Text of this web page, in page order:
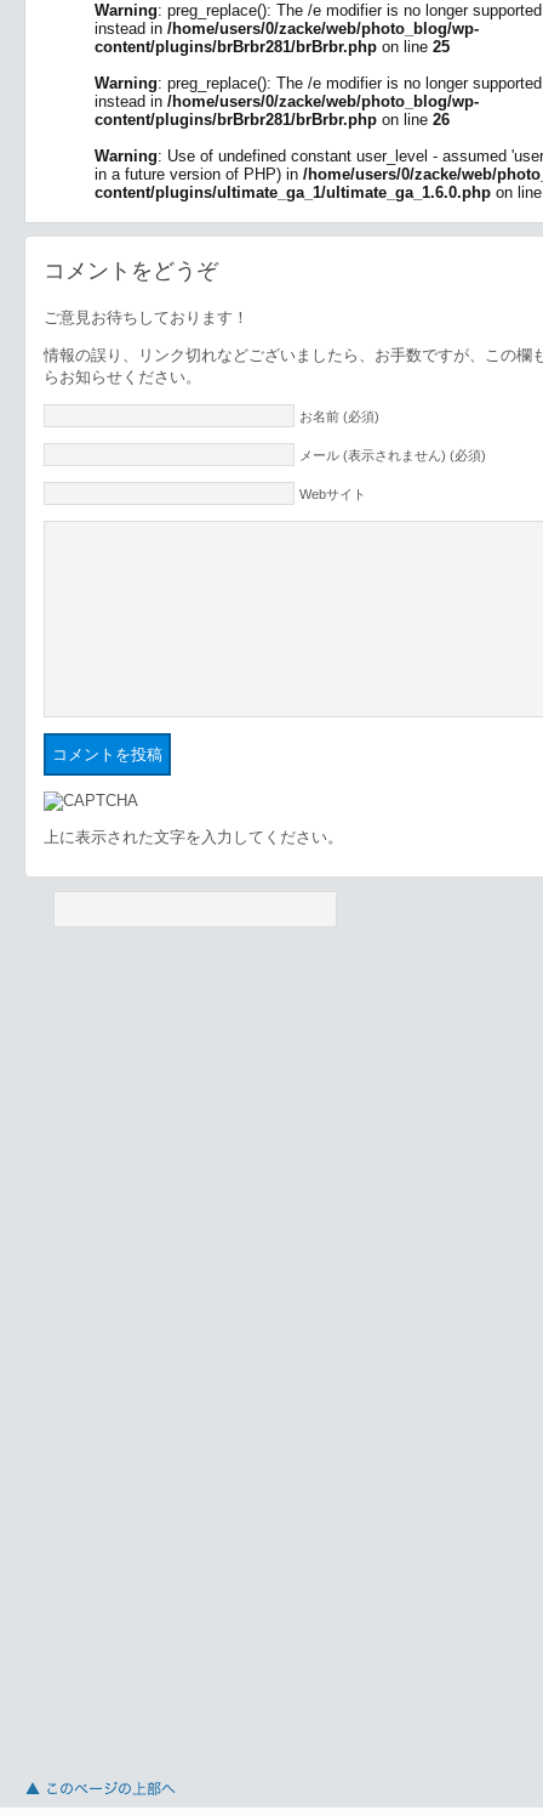
Warning: preg_replace(): The /e modifier is no longer
instead in /home/users/0/zacke/web/photo_blog/wp-
content/plugins/brBrbr281/brBrbr.php on line 25
Warning: preg_replace(): The /e modifier is no longer
instead in /home/users/0/zacke/web/photo_blog/wp-
content/plugins/brBrbr281/brBrbr.php on line 26
Warning: Use of undefined constant user_level - assumed
in a future version of PHP) in /home/users/0/zacke/web/
content/plugins/ultimate_ga_1/ultimate_ga_1.6.0.php on
コメントをどうぞ
ご意見お待ちしております！
情報の誤り、リンク切れなどございましたら、お手数ですが、この欄
らお知らせください。
お名前 (必須)
メール (表示されません) (必須)
Webサイト
上に表示された文字を入力してください。